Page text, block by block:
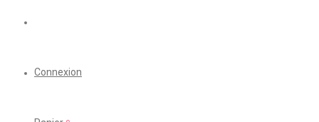
Connexion